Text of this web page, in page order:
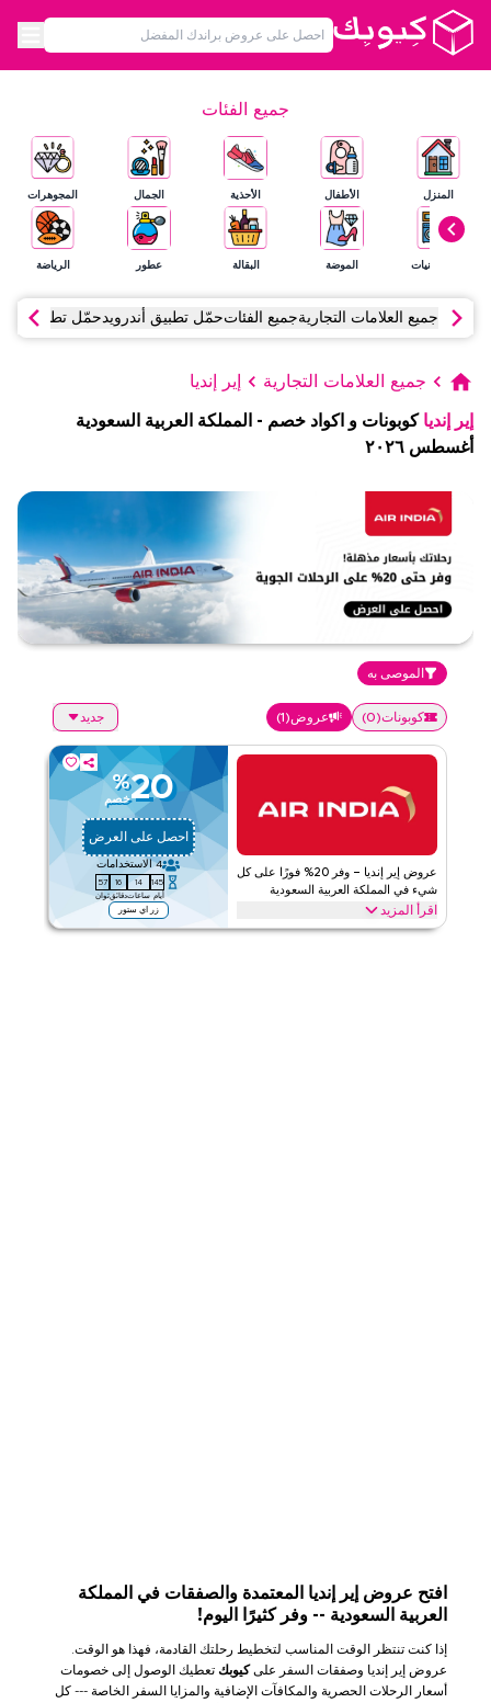
جميع الفئات
المنزل
الإلكترونيات
الأطفال
الموضة
الأحذية
البقالة
الجمال
عطور
المجوهرات
الرياضة
جميع العلامات التجاريةجميع الفئاتحمّل تطبيق أندرويدحمّل تطبيق آي
جميع العلامات التجارية إير إنديا
إير إنديا كوبونات و اكواد خصم -
المملكة العربية السعودية
أغسطس ٢٠٢٦
الموصى به
كوبونات(
0
) عروض(
1
) جديد
عروض إير إنديا – وفر 20% فورًا على كل
شيء في المملكة العربية السعودية
اقرأ المزيد
20
%
خصم
احصل على العرض
4 الاستخدامات
145
أيام
14
ساعات
16
دقائق
57
ثوان
زر اي ستور
وفر 20% فورًا مع هذا العرض من إير إنديا على الرحلات، خدمات الأمتعة،
افتح عروض إير إنديا المعتمدة والصفقات في المملكة
العربية السعودية -- وفر كثيرًا اليوم!
إذا كنت تنتظر الوقت المناسب لتخطيط رحلتك القادمة، فهذا هو الوقت.
عروض إير إنديا وصفقات السفر علىكيوبك تعطيك الوصول إلى خصومات
أسعار الرحلات الحصرية والمكافآت الإضافية والمزايا السفر الخاصة --- كل